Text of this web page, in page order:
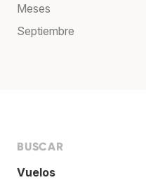
Meses
Septiembre
BUSCAR
Vuelos